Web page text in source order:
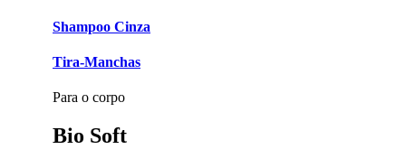
Shampoo Cinza
Tira-Manchas
Para o corpo
Bio Soft